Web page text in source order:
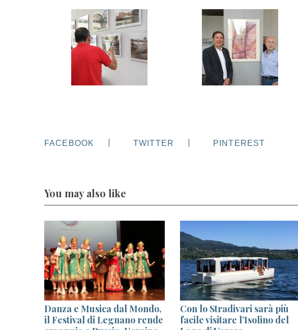
FACEBOOK TWITTER PINTEREST
You may also like
Danza e Musica dal Mondo,
il Festival di Legnano rende
Con lo Stradivari sarà più
facile visitare l’Isolino del